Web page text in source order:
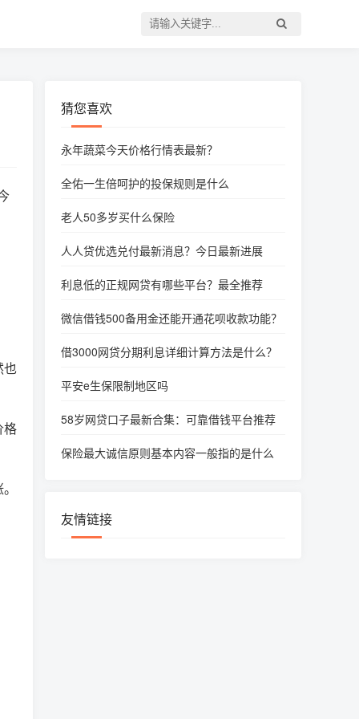
也
格
猜您喜欢
永年蔬菜今天价格行情表最新？
全佑一生倍呵护的投保规则是什么
老人50多岁买什么保险
人人贷优选兑付最新消息？今日最新进展
利息低的正规网贷有哪些平台？最全推荐
微信借钱500备用金还能开通花呗收款功能？
借3000网贷分期利息详细计算方法是什么？
平安e生保限制地区吗
58岁网贷口子最新合集：可靠借钱平台推荐
保险最大诚信原则基本内容一般指的是什么
友情链接